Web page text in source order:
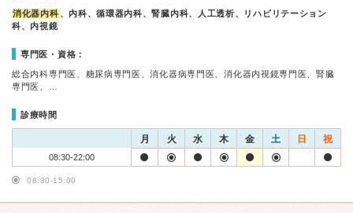
消化器内科 、内科、循環器内科、腎臓内科、人工透析、リハビリテーション
科、内視鏡
専門医・資格：
総合内科専門医、糖尿病専門医、消化器病専門医、消化器内視鏡専門医、腎臓
専門医、…
診療時間
月 火 水 木 金 土 日 祝
08:30-22:00
08:30-15:00